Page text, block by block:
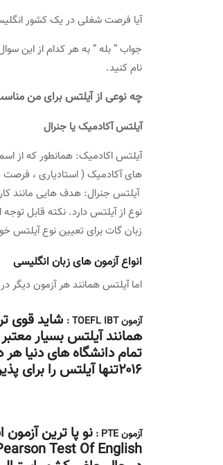
آیا فرصت شغلی در یک کشور
جواب ” بله ” به هر کدام از این
نام کنید.
چه نوعی از آیلتس برای من
آیلتس آکادمیک یا جنرال
آیلتس اکادمیک: همانطور که از
های آکادمیک ( استادیاری ، فرصت
آیلتس جنرال: هدف هایی مانند
نوع از آیلتس دارد. نکته قابل
زبان گات برای تعیین نوع آیلتس
انواع آزمون های زبان انگلیسی
اما آیلتس همانند هر آزمون دیگر
آزمون TOEFL IBT : شاید قوی
تمام دانشگاه های دنیا
۲۰۱۶تنها آیلتس را برای پذیرش می پذیرد.
آزمون PTE : نو پا ترین